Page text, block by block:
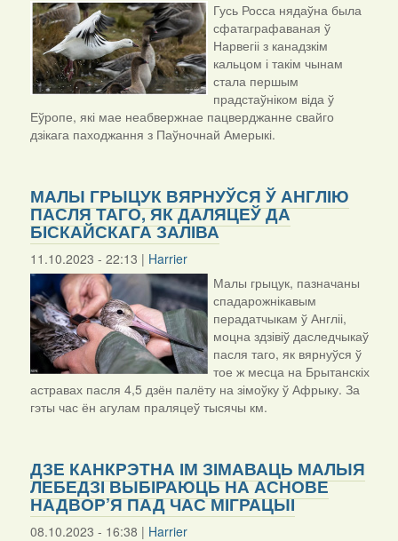
Гусь Росса нядаўна была
сфатаграфаваная ў
Нарвегіі з канадзкім
кальцом і такім чынам
стала першым
прадстаўніком віда ў
Еўропе, які мае неабвержнае пацверджанне свайго
дзікага паходжання з Паўночнай Амерыкі.
МАЛЫ ГРЫЦУК ВЯРНУЎСЯ Ў АНГЛІЮ
ПАСЛЯ ТАГО, ЯК ДАЛЯЦЕЎ ДА
БІСКАЙСКАГА ЗАЛІВА
11.10.2023 - 22:13 | Harrier
Малы грыцук, пазначаны
спадарожнікавым
перадатчыкам ў Англіі,
моцна здзівіў даследчыкаў
пасля таго, як вярнуўся ў
тое ж месца на Брытанскіх
астравах пасля 4,5 дзён палёту на зімоўку ў Афрыку. За
гэты час ён агулам праляцеў тысячы км.
ДЗЕ КАНКРЭТНА ІМ ЗІМАВАЦЬ МАЛЫЯ
ЛЕБЕДЗІ ВЫБІРАЮЦЬ НА АСНОВЕ
НАДВОР’Я ПАД ЧАС МІГРАЦЫІ
08.10.2023 - 16:38 | Harrier